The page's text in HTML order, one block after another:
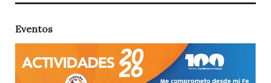
Eventos